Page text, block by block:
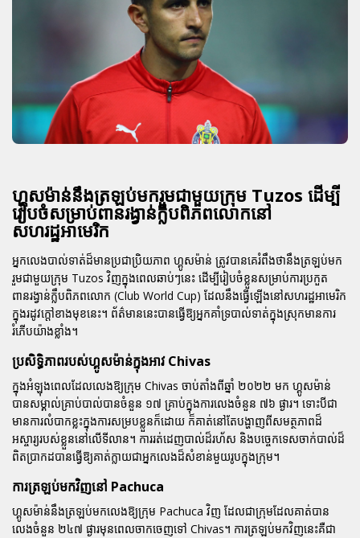
ហ្គូសម៉ាន់នឹងត្រឡប់មករួមជាមួយក្រុម Tuzos ដើម្បី
រៀបចំសម្រាប់ពានរង្វាន់ក្លឹបពិភពលោកនៅ
សហរដ្ឋអាមេរិក
អ្នកលេងបាល់ទាត់ដ៏មានប្រជាប្រិយភាព ហ្គូសម៉ាន់ ត្រូវបានគេរំពឹងថានឹងត្រឡប់មក
រួមជាមួយក្រុម Tuzos វិញក្នុងពេលឆាប់ៗនេះ ដើម្បីរៀបចំខ្លួនសម្រាប់ការប្រកួត
ពានរង្វាន់ក្លឹបពិភពលោក (Club World Cup) ដែលនឹងធ្វើឡើងនៅសហរដ្ឋអាមេរិក
ក្នុងរដូវក្តៅខាងមុខនេះ។ ព័ត៌មាននេះបានធ្វើឱ្យអ្នកគាំទ្របាល់ទាត់ក្នុងស្រុកមានការ
រំភើបយ៉ាងខ្លាំង។
ប្រសិទ្ធិភាពរបស់ហ្គូសម៉ាន់ក្នុងអាវ Chivas
ក្នុងអំឡុងពេលដែលលេងឱ្យក្រុម Chivas ចាប់តាំងពីឆ្នាំ ២០២២ មក ហ្គូសម៉ាន់
បានសម្គាល់គ្រាប់បាល់បានចំនួន ១៧ គ្រាប់ក្នុងការលេងចំនួន ៧៦ ផ្ងារ។ ទោះបីជា
មានការលំបាកខ្លះក្នុងការសម្របខ្លួនក៏ដោយ ក៏គាត់នៅតែបង្ហាញពីសមត្ថភាពដ៏
អស្ចារ្យរបស់ខ្លួននៅលើទីលាន។ ការរត់ដេញបាល់ដ៏រហ័ស និងបច្ចេកទេសចាក់បាល់ដ៏
ពិតប្រាកដបានធ្វើឱ្យគាត់ក្លាយជាអ្នកលេងដ៏សំខាន់មួយរូបក្នុងក្រុម។
ការត្រឡប់មកវិញនៅ Pachuca
ហ្គូសម៉ាន់នឹងត្រឡប់មកលេងឱ្យក្រុម Pachuca វិញ ដែលជាក្រុមដែលគាត់បាន
លេងចំនួន ២៤៧ ផ្ងារមុនពេលចាកចេញទៅ Chivas។ ការត្រឡប់មកវិញនេះគឺជា